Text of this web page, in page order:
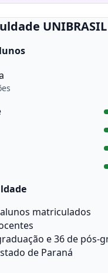
UNIBRASIL
matriculados
e 36 de pós-
de Paraná